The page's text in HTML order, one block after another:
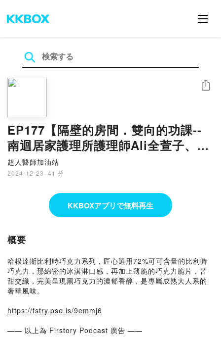
EP177【隔壁的房間．雙向的功課--
南迴居家護理所護理師Ali全萱子、
Pia朱穆潛】
超人醫師加油站
2024-12-23 · 41 分
シェア
KKBOXアプリで無料再生
概要
哈根達斯比利時巧克力系列，匠心選用72%可可含量的比利時
巧克力，那綿密的冰淇淋口感，再加上薄脆的巧克力脆片，苦
甜交織，完美呈現黑巧克力的濃郁香醇，是專屬成熟大人系的
奢華風味。
https://fstry.pse.is/9emmj6
—— 以上為 Firstory Podcast 廣告 ——